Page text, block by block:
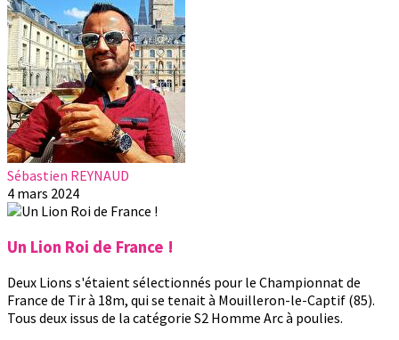
Sébastien REYNAUD
4 mars 2024
Un Lion Roi de France !
Deux Lions s'étaient sélectionnés pour le Championnat de
France de Tir à 18m, qui se tenait à Mouilleron-le-Captif (85).
Tous deux issus de la catégorie S2 Homme Arc à poulies.